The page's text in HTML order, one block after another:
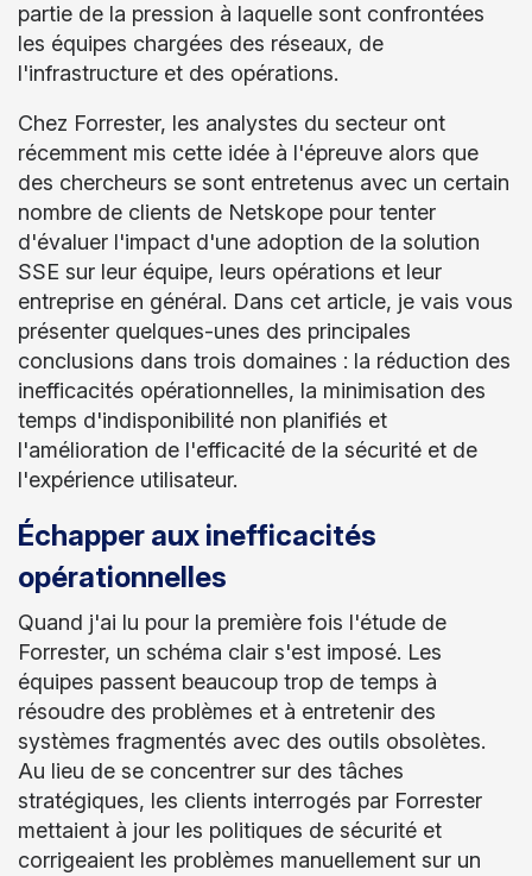
partie de la pression à laquelle sont confrontées
les équipes chargées des réseaux, de
l'infrastructure et des opérations.
Chez Forrester, les analystes du secteur ont
récemment mis cette idée à l'épreuve alors que
des chercheurs se sont entretenus avec un certain
nombre de clients de Netskope pour tenter
d'évaluer l'impact d'une adoption de la solution
SSE sur leur équipe, leurs opérations et leur
entreprise en général. Dans cet article, je vais vous
présenter quelques-unes des principales
conclusions dans trois domaines : la réduction des
inefficacités opérationnelles, la minimisation des
temps d'indisponibilité non planifiés et
l'amélioration de l'efficacité de la sécurité et de
l'expérience utilisateur.
Échapper aux inefficacités
opérationnelles
Quand j'ai lu pour la première fois l'étude de
Forrester, un schéma clair s'est imposé. Les
équipes passent beaucoup trop de temps à
résoudre des problèmes et à entretenir des
systèmes fragmentés avec des outils obsolètes.
Au lieu de se concentrer sur des tâches
stratégiques, les clients interrogés par Forrester
mettaient à jour les politiques de sécurité et
corrigeaient les problèmes manuellement sur un